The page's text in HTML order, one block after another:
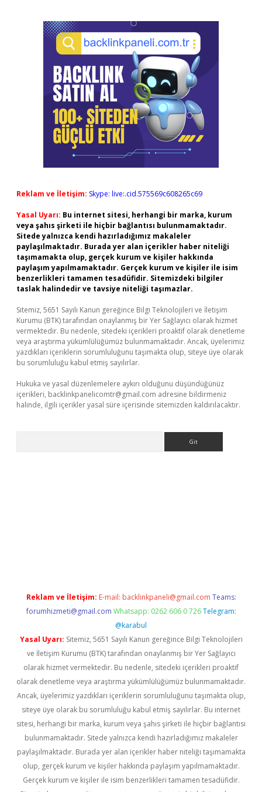
Reklam ve İletişim: Skype: live:.cid.575569c608265c69
Yasal Uyarı: Bu internet sitesi, herhangi bir marka, kurum
veya şahıs şirketi ile hiçbir bağlantısı bulunmamaktadır.
Sitede yalnızca kendi hazırladığımız makaleler
paylaşılmaktadır. Burada yer alan içerikler haber niteliği
taşımamakta olup, gerçek kurum ve kişiler hakkında
paylaşım yapılmamaktadır. Gerçek kurum ve kişiler ile isim
benzerlikleri tamamen tesadüfidir. Sitemizdeki bilgiler
taslak halindedir ve tavsiye niteliği taşımazlar.
Sitemiz, 5651 Sayılı Kanun gereğince Bilgi Teknolojileri ve İletişim
Kurumu (BTK) tarafından onaylanmış bir Yer Sağlayıcı olarak hizmet
vermektedir. Bu nedenle, sitedeki içerikleri proaktif olarak denetleme
veya araştırma yükümlülüğümüz bulunmamaktadır. Ancak, üyelerimiz
yazdıkları içeriklerin sorumluluğunu taşımakta olup, siteye üye olarak
bu sorumluluğu kabul etmiş sayılırlar.
Hukuka ve yasal düzenlemelere aykırı olduğunu düşündüğünüz
içerikleri, backlinkpanelicomtr@gmail.com adresine bildirmeniz
halinde, ilgili içerikler yasal süre içerisinde sitemizden kaldırılacaktır.
Reklam ve İletişim: E-mail: backlinkpaneli@gmail.com Teams:
forumhizmeti@gmail.com Whatsapp: 0262 606 0 726 Telegram:
@karabul
Yasal Uyarı: Sitemiz, 5651 Sayılı Kanun gereğince Bilgi Teknolojileri
ve İletişim Kurumu (BTK) tarafından onaylanmış bir Yer Sağlayıcı
olarak hizmet vermektedir. Bu nedenle, sitedeki içerikleri proaktif
olarak denetleme veya araştırma yükümlülüğümüz bulunmamaktadır.
Ancak, üyelerimiz yazdıkları içeriklerin sorumluluğunu taşımakta olup,
siteye üye olarak bu sorumluluğu kabul etmiş sayılırlar. Bu internet
sitesi, herhangi bir marka, kurum veya şahıs şirketi ile hiçbir bağlantısı
bulunmamaktadır. Sitede yalnızca kendi hazırladığımız makaleler
paylaşılmaktadır. Burada yer alan içerikler haber niteliği taşımamakta
olup, gerçek kurum ve kişiler hakkında paylaşım yapılmamaktadır.
Gerçek kurum ve kişiler ile isim benzerlikleri tamamen tesadüfidir.